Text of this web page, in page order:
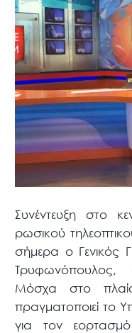
Συνέντευξη στο
ρωσικού
σήμερα ο Γενικός
Τρυφωνόπουλος,
Μόσχα στο
πραγματοποιεί το
για τον